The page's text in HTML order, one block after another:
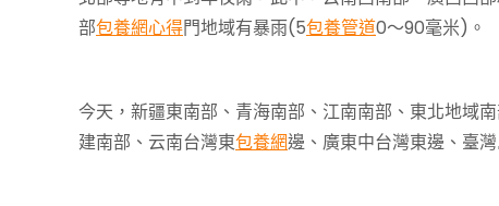
部包養網心得門地域有暴雨(5包養管道0～90毫米)。
今天，新疆東南部、青海南部、江南南部、東北地域
建南部、云南台灣東包養網邊、廣東中台灣東邊、臺